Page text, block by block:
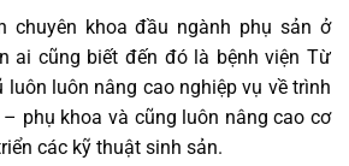
chuyên khoa đầu ngành phụ sản ở
ai cũng biết đến đó là bệnh viện Từ
luôn luôn nâng cao nghiệp vụ về trình
phụ khoa và cũng luôn nâng cao cơ
các kỹ thuật sinh sản.